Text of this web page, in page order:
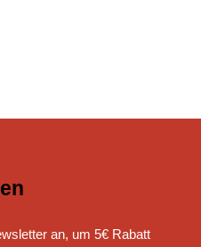
an, um 5€ Rabatt